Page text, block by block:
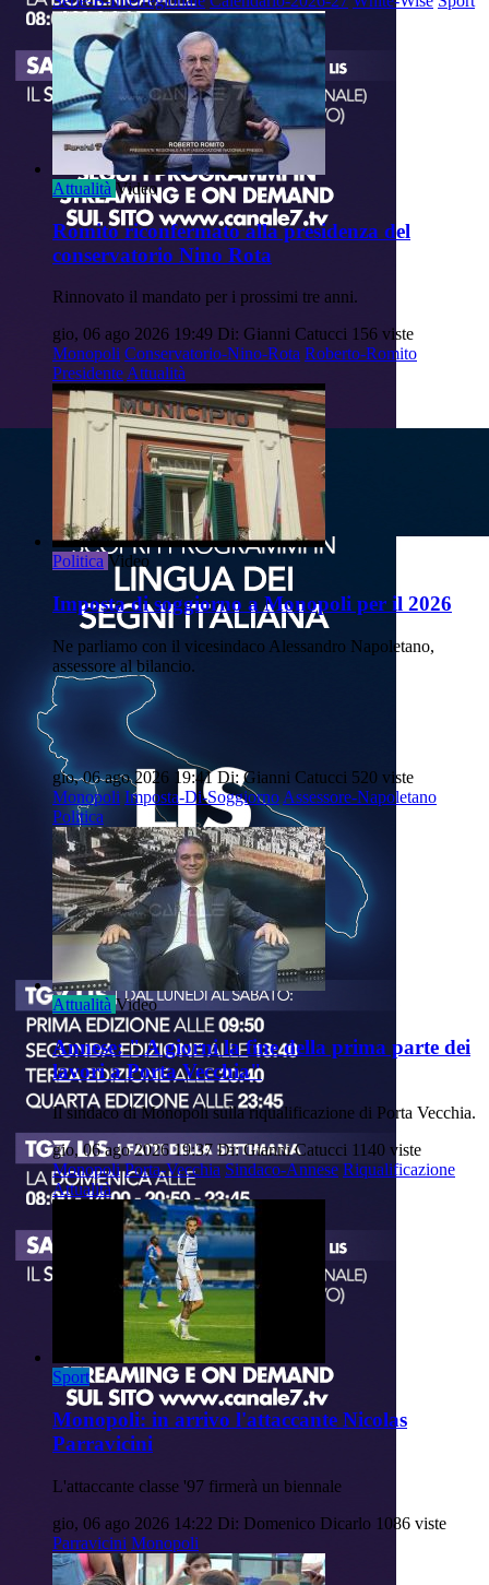
Attualità Video
Romito riconfermato alla presidenza del
conservatorio Nino Rota
Rinnovato il mandato per i prossimi tre anni.
gio, 06 ago 2026 19:49 Di: Gianni Catucci 156 viste
Monopoli Conservatorio-Nino-Rota Roberto-Romito
PresidenteAttualità
Politica Video
Imposta di soggiorno a Monopoli per il 2026
Ne parliamo con il vicesindaco Alessandro Napoletano,
assessore al bilancio.
gio, 06 ago 2026 19:41 Di: Gianni Catucci 520 viste
Monopoli Imposta-Di-Soggiorno Assessore-Napoletano
Politica
Attualità Video
Annese: " A giorni la fine della prima parte dei
lavori a Porta Vecchia"
Il sindaco di Monopoli sulla riqualificazione di Porta Vecchia.
gio, 06 ago 2026 19:37 Di: Gianni Catucci 1140 viste
Monopoli Porta-Vecchia Sindaco-Annese Riqualificazione
Attualità
Sport
Monopoli: in arrivo l'attaccante Nicolas
Parravicini
L'attaccante classe '97 firmerà un biennale
gio, 06 ago 2026 14:22 Di: Domenico Dicarlo 1086 viste
Parravicini Monopoli